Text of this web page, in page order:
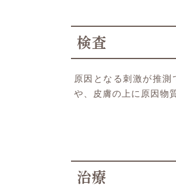
検査
原因となる刺激が推
や、皮膚の上に原因物
治療